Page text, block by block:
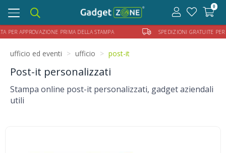
PRIMA DELLA STAMPA SPEDIZIONI GRATUITE PER
Toggle
navigation
0
ufficio ed eventi ufficio post-it
Post-it personalizzati
Stampa online post-it personalizzati, gadget aziendali
utili